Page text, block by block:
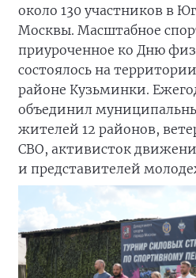
около 130 участников в
Москвы. Масштабное
приуроченное ко Дню
состоялось на
районе Кузьминки.
объединил
жителей 12 районов,
СВО, активисток
и представителей